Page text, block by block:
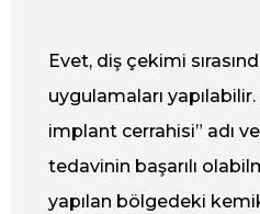
Evet, diş çekimi
uygulamaları
implant cerrahisi” adı
tedavinin başarılı
yapılan bölgedeki